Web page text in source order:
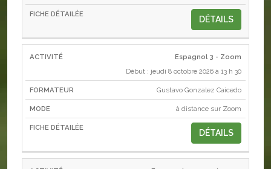
DÉTAILS
Espagnol 3 - Zoom
Début : jeudi 8 octobre 2026 à 13 h 30
Gustavo Gonzalez Caicedo
à distance sur Zoom
DÉTAILS